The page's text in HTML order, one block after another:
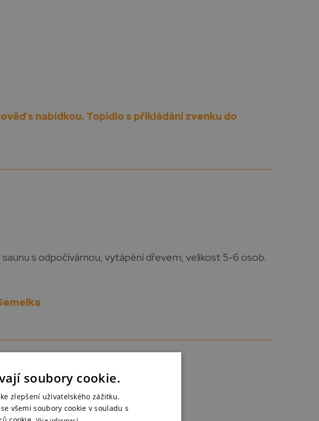
s nabídkou. Topidlo s přikládání zvenku do
s odpočívárnou, vytápění dřevem, velikost 5-6 osob.
soubory cookie.
zlepšení uživatelského zážitku.
všemi soubory cookie v souladu s